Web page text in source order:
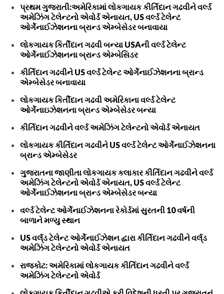
પ્રથમ ગુજરાતી:અમેરિકામાં લોકગાયક કીર્તિદાન ગઢવીને વર્લ્ડ
અમેઝિંગ ટેલેન્ટનો એવોર્ડ એનાયત, US વર્લ્ડ ટેલેન્ટ
ઓર્ગેનાઈઝેશનના બ્રાન્ડ એમ્બેસેડર બનાવાયા
લોકગાયક કિર્તીદાન ગઢવી બન્યા USAની વર્લ્ડ ટેલેન્ટ
ઓર્ગેનાઈઝેશનના બ્રાન્ડ એમ્બેસિડર
કીર્તિદાન ગઢવીને US વર્લ્ડ ટેલેન્ટ ઓર્ગેનાઈઝેશનના બ્રાન્ડ
એમ્બેસેડર બનાવાયા
લોકગાયક કિર્તીદાન ગઢવી અમેરિકાના વર્લ્ડ ટેલેન્ટ
ઓર્ગેનાઇઝેશનના બ્રાન્ડ એમ્બેસેડર બન્યા
કીર્તિદાન ગઢવીને વર્લ્ડ અમેઝિંગ ટેલેન્ટનો એવોર્ડ એનાયત
લોકગાયક કીર્તિદાન ગઢવીને US વર્લ્ડ ટેલેન્ટ ઓર્ગેનાઈઝેશનના
બ્રાન્ડ એમ્બેસેડર
ગુજરાતના જાણીતા લોકગાયક કલાકાર કીર્તિદાન ગઢવીને વર્લ્ડ
અમેઝિંગ ટેલેન્ટનો એવોર્ડ એનાયત, US વર્લ્ડ ટેલેન્ટ
ઓર્ગેનાઈઝેશનના બ્રાન્ડ એમ્બેસેડર બન્યા
વર્લ્ડ ટેલેન્ટ ઓર્ગેનાઈઝેશનના રેકોર્ડમાં સુરતની 10 વર્ષની
બાળાને મળ્યુ સ્થાન
US વર્લ્‌ડ ટેલેન્ટ ઓર્ગેનાઈઝેશન દ્વારા કીર્તિદાન ગઢવીને વર્લ્‌ડ
અમેઝિંગ ટેલેન્ટનો એવોર્ડ એનાયત
રાજકોટ: અમેરિકામાં લોકગાયક કીર્તિદાન ગઢવીને વર્લ્ડ
અમેઝિંગ ટેલેન્ટનો એવોર્ડ